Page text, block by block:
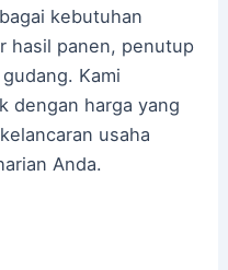
kebutuhan
hasil panen, penutup
Kami
dengan harga yang
usaha
Anda.